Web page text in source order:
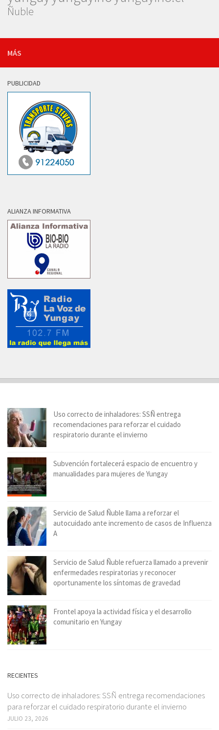
Ñuble
MÁS
PUBLICIDAD
ALIANZA INFORMATIVA
Uso correcto de inhaladores: SSÑ entrega
recomendaciones para reforzar el cuidado
respiratorio durante el invierno
Subvención fortalecerá espacio de encuentro y
manualidades para mujeres de Yungay
Servicio de Salud Ñuble llama a reforzar el
autocuidado ante incremento de casos de Influenza
A
Servicio de Salud Ñuble refuerza llamado a prevenir
enfermedades respiratorias y reconocer
oportunamente los síntomas de gravedad
Frontel apoya la actividad física y el desarrollo
comunitario en Yungay
RECIENTES
Uso correcto de inhaladores: SSÑ entrega recomendaciones
para reforzar el cuidado respiratorio durante el invierno
JULIO 23, 2026